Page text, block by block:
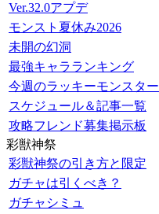
Ver.32.0アプデ
モンスト夏休み2026
未開の幻洞
最強キャラランキング
今週のラッキーモンスター
スケジュール＆記事一覧
攻略フレンド募集掲示板
彩獣神祭
彩獣神祭の引き方と限定
ガチャは引くべき？
ガチャシミュ